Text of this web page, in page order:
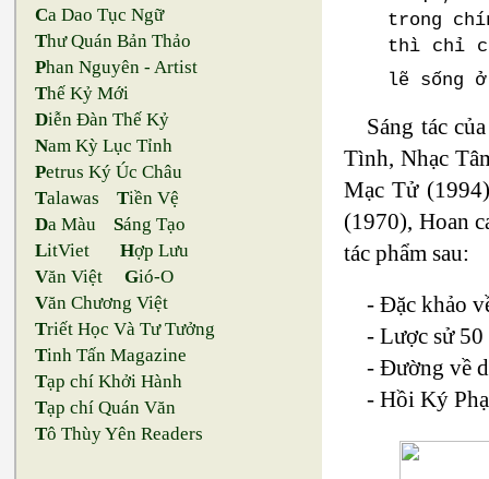
Ca Dao Tục Ngữ
Thư Quán Bản Thảo
Phan Nguyên - Artist
Thế Kỷ Mới
Diễn Đàn Thế Kỷ
Nam Kỳ Lục Tỉnh
Petrus Ký Úc Châu
Talawas Tiền Vệ
Da Màu Sáng Tạo
LitViet Hợp Lưu
Văn Việt Gió-O
Văn Chương Việt
Triết Học Và Tư Tưởng
Tinh Tấn Magazine
Tạp chí Khởi Hành
Tạp chí Quán Văn
Tô Thùy Yên Readers
trong
thì chỉ
lẽ sống
Sáng tác
Tình, Nhạc
Mạc Tử
(1970), Hoan
tác phẩm sau:
- Ðặc khảo
- Lược sử 50
- Ðường về
- Hồi Ký